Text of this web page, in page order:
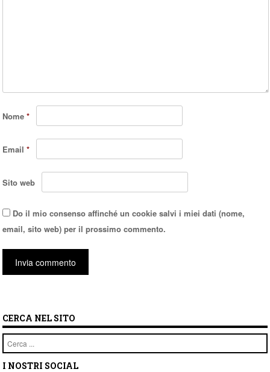
Nome*
Email*
Sito web
Do il mio consenso affinché un cookie salvi i miei dati (nome,
email, sito web) per il prossimo commento.
CERCA NEL SITO
Cerca
I NOSTRI SOCIAL